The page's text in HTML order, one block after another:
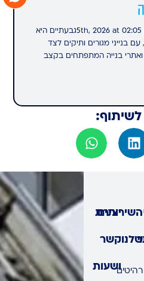
Last updated on אוגוסט 5th, 2026 at 02:05 pmגבעתיים היא
בנייני מגורים ותיקים לצד
בנייה המתפתחים בקצב
לשיתוף:
השירותים
שלנו
רהיטים
יצירת
קשר
ושעות